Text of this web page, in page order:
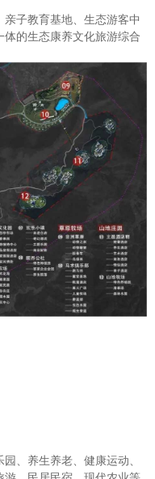
子教育基地、生态游客中
的生态康养文化旅游综合
、养生养老、健康运动、